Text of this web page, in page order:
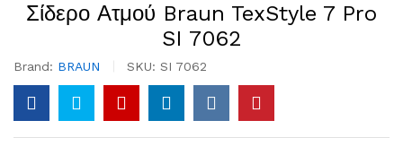
Σίδερο Ατμού Braun TexStyle 7 Pro
SI 7062
Brand: BRAUN SKU: SI 7062